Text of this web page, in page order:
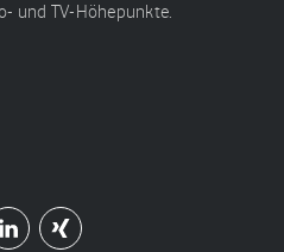
und TV-Höhepunkte.